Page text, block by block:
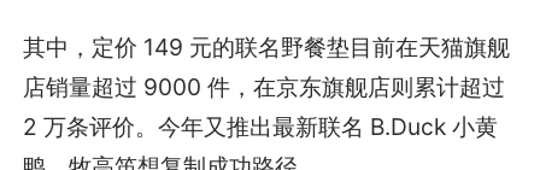
其中，定价 149 元的联名野餐垫目前在天猫旗舰
店销量超过 9000 件，在京东旗舰店则累计超过
2 万条评价。今年又推出最新联名 B.Duck 小黄